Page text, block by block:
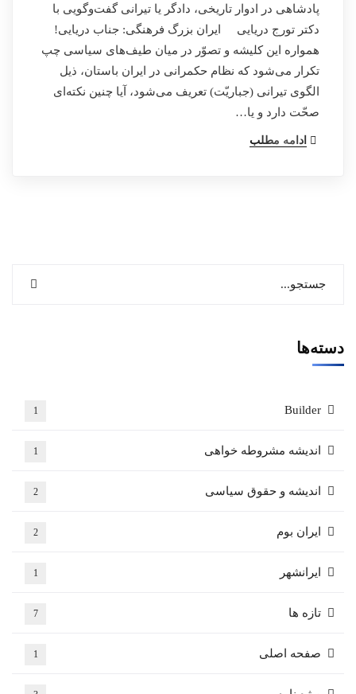
پادشاهی در ادوار تاریخی، دادگر یا تیرانی گفت‌و‌گویی با
دکتر تورج دریایی ایران بزرگ فرهنگی: جناب دریایی!
همواره این کلیشه و تصوّر در میان طیف‌های سیاسی چپ
تکرار می‌شود که نظام حکمرانی در ایران باستان، ذیل
الگوی تیرانی (جباریّت) تعریف می‌شود، آیا چنین نکته‌ای
صحّت دارد و یا…
ادامه مطلب
دسته‌ها
Builder
1
اندیشه مشروطه خواهی 1
اندیشه و حقوق سیاسی 2
ایران بوم 2
ایرانشهر 1
تازه ها 7
صفحه اصلی 1